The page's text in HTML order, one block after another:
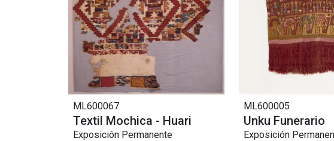
ML600067
Textil Mochica - Huari
Exposición Permanente
ML600005
Unku Funerario
Exposición